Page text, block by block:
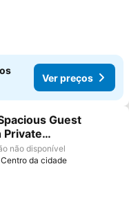
Ver preços
aos favoritos
Guest
Private
Wi-Fi in Caen
não disponível
da cidade